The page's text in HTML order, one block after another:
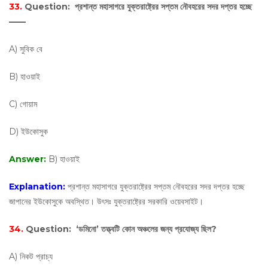
33. Question: প্রশান্ত মহাসাগরে যুক্তরাষ্ট্রের সপ্তম নৌবহরের সদর দপ্তর হচ্ছে
——
A) সুবিক বে
B) হাওয়াই
C) গোয়াম
D) ইউকোসুক
Answer: B) হাওয়াই
Explanation: প্রশান্ত মহাসাগরে যুক্তরাষ্ট্রের সপ্তম নৌবহরের সদর দপ্তর হচ্ছে
জাপানের ইউকোসুকে অবস্থিত। উৎসঃ যুক্তরাষ্ট্রের সরকারি ওয়েবসাইট।
34. Question: ‘ডমিনো’ তত্ত্বটি কোন অঞ্চলের জন্য প্রযোজ্য ছিল?
A) নিকট প্রাচ্য